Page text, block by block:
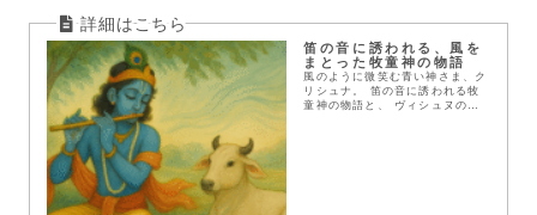
笛の音に誘われる、風を
まとった牧童神の物語
風のように微笑む青い神さま、ク
リシュナ。 笛の音に誘われる牧
童神の物語と、 ヴィシュヌの化